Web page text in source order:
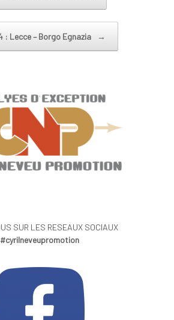
: Lecce – Borgo Egnazia →
SUR LES RESEAUX SOCIAUX
#cyrilneveupromotion